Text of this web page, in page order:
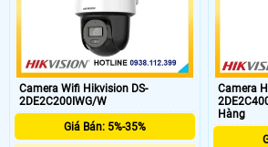
Camera Wifi Hikvision DS-
2DE2C200IWG/W
Giá Bán: 5%-35%
Camera
Hàng